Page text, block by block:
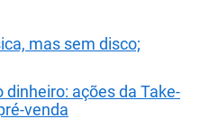
mas sem disco;
dinheiro: ações da Take-
venda